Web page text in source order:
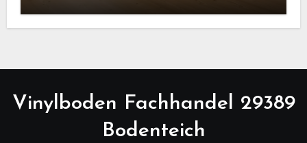
Vinylboden Fachhandel 29389
Bodenteich